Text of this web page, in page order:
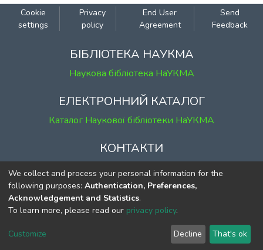
Cookie
settings
Privacy
policy
End User
Agreement
Send
Feedback
БІБЛІОТЕКА НАУКМА
Наукова бібліотека НаУКМА
ЕЛЕКТРОННИЙ КАТАЛОГ
Каталог Наукової бібліотеки НаУКМА
КОНТАКТИ
м. Київ, вул. Григорія Сковороди, 2
к. 1, к. 120
тел. (044) 463-69-31
ekmair@ukma.edu.ua
We collect and process your personal information for the
following purposes: Authentication, Preferences,
Acknowledgement and Statistics.
To learn more, please read our privacy policy.
Customize Decline That's ok